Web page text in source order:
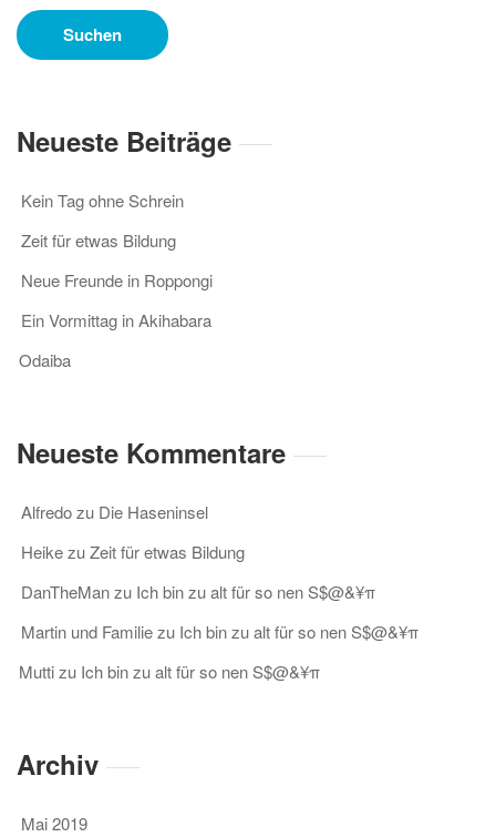
Neueste Beiträge
Kein Tag ohne Schrein
Zeit für etwas Bildung
Neue Freunde in Roppongi
Ein Vormittag in Akihabara
Odaiba
Neueste Kommentare
Alfredozu Die Haseninsel
HeikezuZeit für etwas Bildung
DanTheManzu Ich bin zu alt für so nen S$@&¥π
Martin und Familiezu Ich bin zu alt für so nen S$@&¥π
Muttizu Ich bin zu alt für so nen S$@&¥π
Archiv
Mai 2019